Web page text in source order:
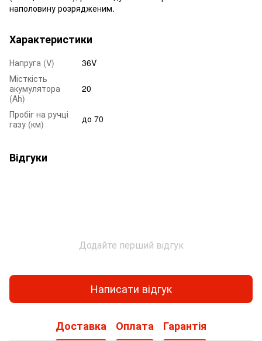
наполовину розрядженим.
Характеристики
Напруга (V)
36V
Місткість
акумулятора
(Ah)
20
Пробіг на ручці
газу (км)
до 70
Відгуки
Додайте перший відгук
Написати відгук
Доставка Оплата Гарантія